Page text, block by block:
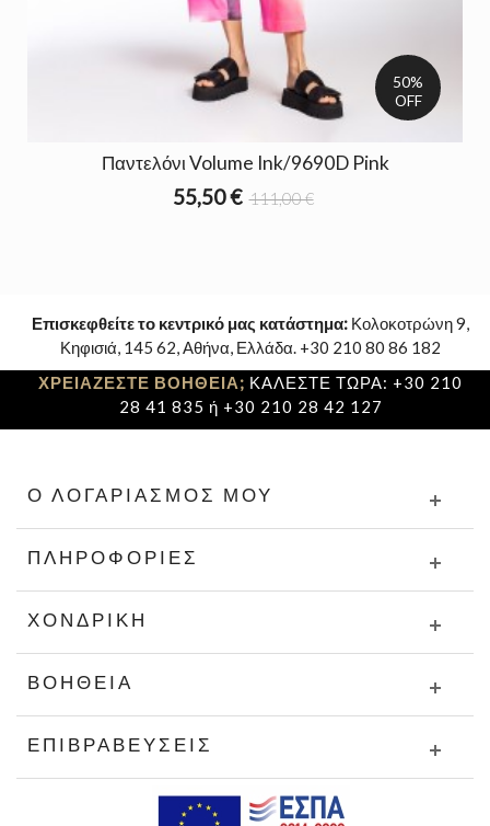
50%
OFF
Παντελόνι Volume Ink/9690D Pink
55,50 € 111,00 €
Επισκεφθείτε το κεντρικό μας κατάστημα: Κολοκοτρώνη 9,
Κηφισιά, 145 62, Αθήνα, Ελλάδα. +30 210 80 86 182
ΧΡΕΙΑΖΕΣΤΕ ΒΟΗΘΕΙΑ; ΚΑΛΕΣΤΕ ΤΩΡΑ: +30 210
28 41 835 ή +30 210 28 42 127
Ο ΛΟΓΑΡΙΑΣΜΌΣ ΜΟΥ
ΠΛΗΡΟΦΟΡΊΕΣ
ΧΟΝΔΡΙΚΉ
ΒΟΉΘΕΙΑ
ΕΠΙΒΡΑΒΕΎΣΕΙΣ